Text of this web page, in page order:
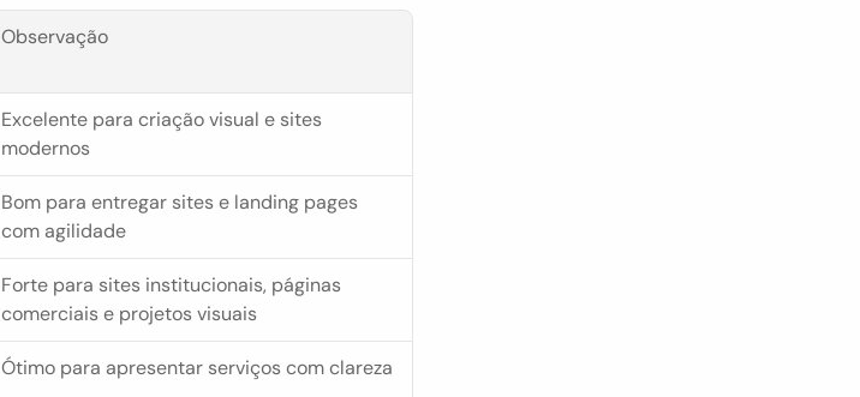
Observação
Excelente para criação visual e sites
modernos
Bom para entregar sites e landing pages
com agilidade
Forte para sites institucionais, páginas
comerciais e projetos visuais
Ótimo para apresentar serviços com clareza